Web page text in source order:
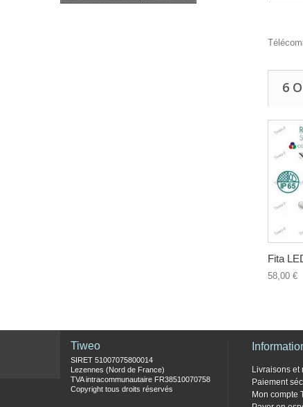
6
Fita
58,00 €
Tiweo
SIRET 51007075800014
Lezennes (Nord de France)
TVA intracommunautaire FR38510070758
Copyright tous droits réservés
Livraisons et
Paiement
Mon compte